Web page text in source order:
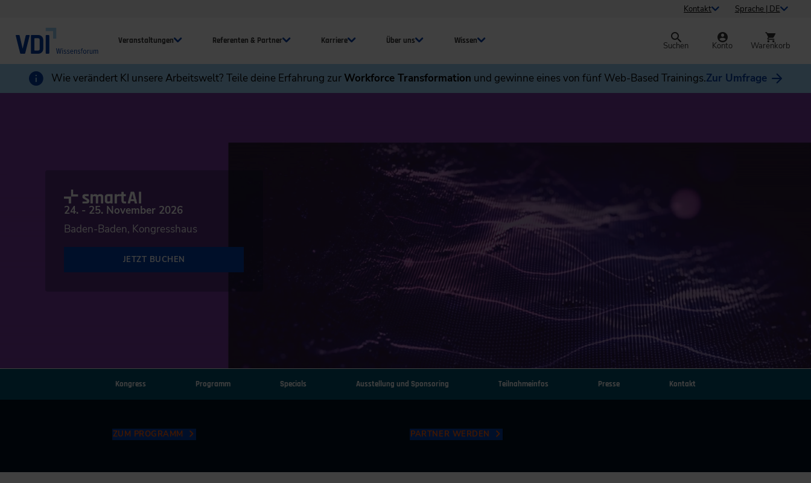
Kontakt Sprache | DE
Veranstaltungen Referenten & Partner Karriere Über uns Wissen Suchen Konto Warenkorb
Wie verändert KI unsere Arbeitswelt? Teile deine Erfahrung zurWorkforce Transformation und gewinne eines von fünf Web-Based Trainings.Zur Umfrage
24. - 25. November 2026
Baden-Baden, Kongresshaus
JETZT BUCHEN
Kongress Programm Specials Ausstellung und Sponsoring Teilnahmeinfos Presse Kontakt
ZUM PROGRAMM PARTNER WERDEN